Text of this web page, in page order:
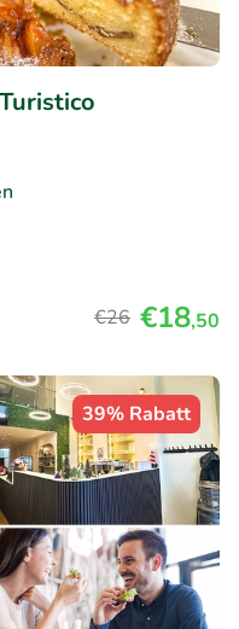
€26 €18,50
39% Rabatt